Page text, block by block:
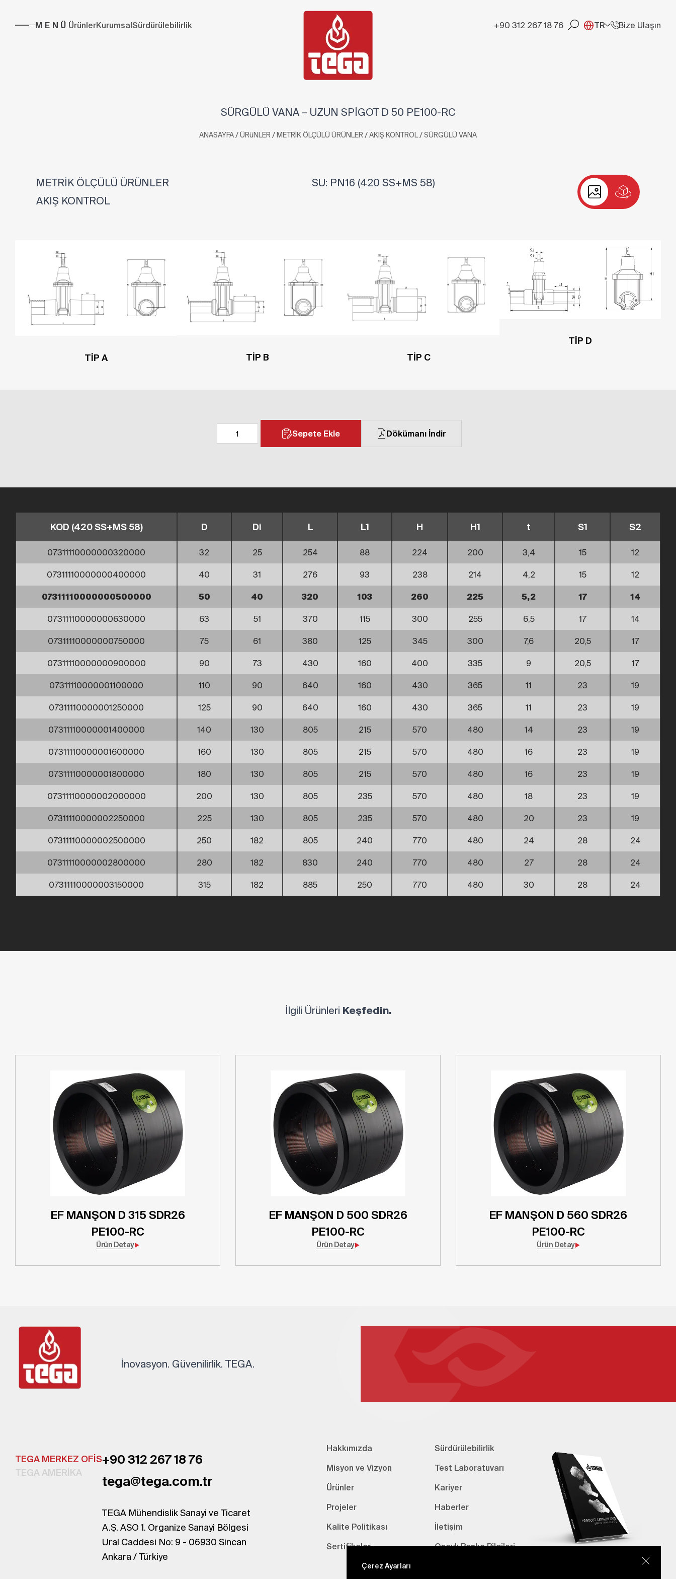
MENÜ ÜrünlerKurumsalSürdürülebilirlik +90 312 267 18 76 TR Bize Ulaşın
SÜRGÜLÜ VANA – UZUN SPİGOT D 50 PE100-RC
ANASAYFA/ÜRüNLER /METRİK ÖLÇÜLÜ ÜRÜNLER /AKIŞ KONTROL/SÜRGÜLÜ VANA
METRİK ÖLÇÜLÜ ÜRÜNLER
AKIŞ KONTROL
SU: PN16 (420 SS+MS 58)
TİP A TİP B TİP C
TİP D
Sepete Ekle Dökümanı İndir
KOD (420 SS+MS 58) D Di L L1 H H1 t S1 S2
07311110000000320000 32 25 254 88 224 200 3,4 15 12
07311110000000400000 40 31 276 93 238 214 4,2 15 12
07311110000000500000 50 40 320 103 260 225 5,2 17 14
07311110000000630000 63 51 370 115 300 255 6,5 17 14
07311110000000750000 75 61 380 125 345 300 7,6 20,5 17
07311110000000900000 90 73 430 160 400 335 9 20,5 17
07311110000001100000 110 90 640 160 430 365 11 23 19
07311110000001250000 125 90 640 160 430 365 11 23 19
07311110000001400000 140 130 805 215 570 480 14 23 19
07311110000001600000 160 130 805 215 570 480 16 23 19
07311110000001800000 180 130 805 215 570 480 16 23 19
07311110000002000000 200 130 805 235 570 480 18 23 19
07311110000002250000 225 130 805 235 570 480 20 23 19
07311110000002500000 250 182 805 240 770 480 24 28 24
07311110000002800000 280 182 830 240 770 480 27 28 24
07311110000003150000 315 182 885 250 770 480 30 28 24
İlgili Ürünleri Keşfedin.
EF MANŞON D 315 SDR26
PE100-RC
Ürün Detay
EF MANŞON D 500 SDR26
PE100-RC
Ürün Detay
EF MANŞON D 560 SDR26
PE100-RC
Ürün Detay
İnovasyon. Güvenilirlik. TEGA.
TEGA MERKEZ OFİS
TEGA AMERİKA
+90 312 267 18 76
tega@tega.com.tr
TEGA Mühendislik Sanayi ve Ticaret
A.Ş. ASO 1. Organize Sanayi Bölgesi
Ural Caddesi No: 9 - 06930 Sincan
Ankara / Türkiye
Hakkımızda
Misyon ve Vizyon
Ürünler
Projeler
Kalite Politikası
Sertifikalar
Sürdürülebilirlik
Test Laboratuvarı
Kariyer
Haberler
İletişim
Onaylı Banka Bilgileri
Çerez Ayarları